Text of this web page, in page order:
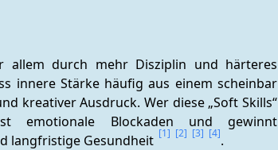
allem durch mehr Disziplin und härteres
innere Stärke häufig aus einem scheinbar
kreativer Ausdruck. Wer diese „Soft Skills“
emotionale Blockaden und gewinnt
langfristige Gesundheit [1] [2] [3] [4].